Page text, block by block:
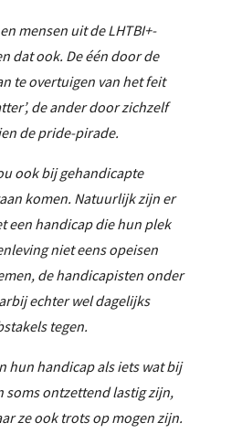
mensen uit de LHTBI+-
dat ook. De één door de
te overtuigen van het feit
de ander door zichzelf
de pride-pirade.
ook bij gehandicapte
komen. Natuurlijk zijn er
een handicap die hun plek
niet eens opeisen
de handicapisten onder
echter wel dagelijks
tegen.
hun handicap als iets wat bij
soms ontzettend lastig zijn,
ze ook trots op mogen zijn.